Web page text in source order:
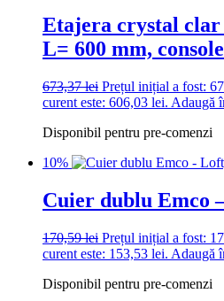
Etajera crystal clar
L= 600 mm,
673,37lei Prețul inițial a fost:
curent este: 606,03 lei. Adaugă
Disponibil pentru pre-comenzi
10%
Cuier dublu Emco
170,59lei Prețul inițial a fost:
curent este: 153,53 lei. Adaugă
Disponibil pentru pre-comenzi